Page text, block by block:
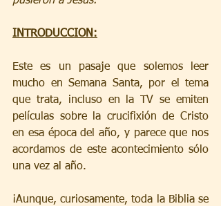
INTRODUCCION:
Este es un pasaje que solemos leer
mucho en Semana Santa, por el tema
que trata, incluso en la TV se emiten
películas sobre la crucifixión de Cristo
en esa época del año, y parece que nos
acordamos de este acontecimiento sólo
una vez al año.
¡Aunque, curiosamente, toda la Biblia se